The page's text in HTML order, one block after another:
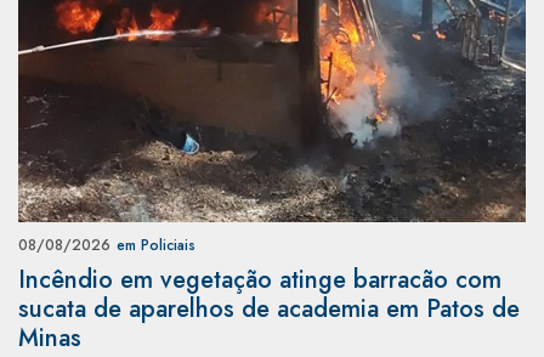
08/08/2026 em Policiais
Incêndio em vegetação atinge barracão com
sucata de aparelhos de academia em Patos de
Minas